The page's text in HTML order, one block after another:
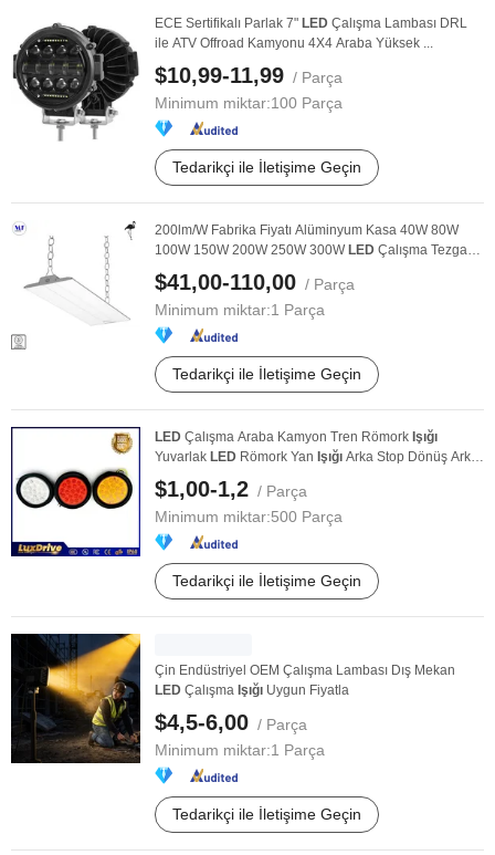
ECE Sertifikalı Parlak 7" LED Çalışma Lambası DRL
ile ATV Offroad Kamyonu 4X4 Araba Yüksek ...
$10,99-11,99 / Parça
Minimum miktar:100 Parça
Tedarikçi ile İletişime Geçin
200lm/W Fabrika Fiyatı Alüminyum Kasa 40W 80W
100W 150W 200W 250W 300W LED Çalışma Tezgahı
Sarkan ...
$41,00-110,00 / Parça
Minimum miktar:1 Parça
Tedarikçi ile İletişime Geçin
LED Çalışma Araba Kamyon Tren Römork Işığı
Yuvarlak LED Römork Yan Işığı Arka Stop Dönüş Arka
Işığı
$1,00-1,2 / Parça
Minimum miktar:500 Parça
Tedarikçi ile İletişime Geçin
Çin Endüstriyel OEM Çalışma Lambası Dış Mekan
LED Çalışma Işığı Uygun Fiyatla
$4,5-6,00 / Parça
Minimum miktar:1 Parça
Tedarikçi ile İletişime Geçin